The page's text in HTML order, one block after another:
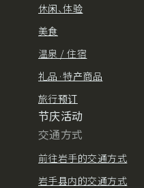
休闲、体验
美食
温泉 / 住宿
礼品·特产商品
旅行预订
节庆活动
交通方式
前往岩手的交通方式
岩手县内的交通方式